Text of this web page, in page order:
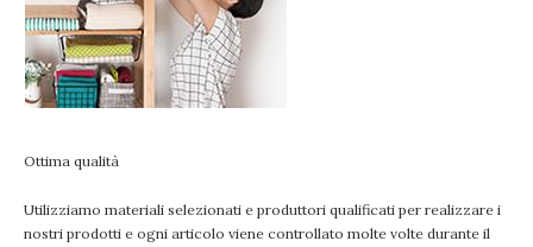
Ottima qualità
Utilizziamo materiali selezionati e produttori qualificati per realizzare i
nostri prodotti e ogni articolo viene controllato molte volte durante il